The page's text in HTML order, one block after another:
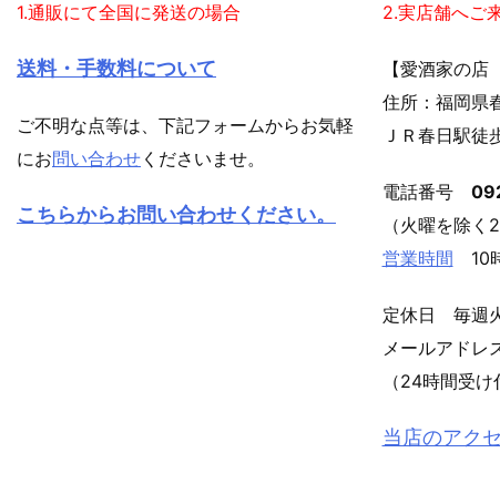
1.通販にて全国に発送の場合
送料・手数料について
ご不明な点等は、下記フォームからお気軽
にお問い合わせ くださいませ。
こちらからお問い合わせください。
2.実店舗へご
【愛酒家の
住所：福岡県
ＪＲ春日駅徒
電話番号
（火曜を除く
営業時間 10
定休日 毎週
メールアドレ
（24時間受け
当店のアク